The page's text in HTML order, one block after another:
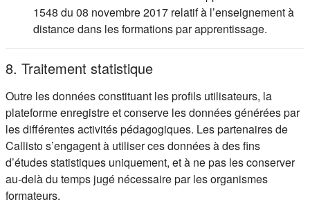
1548 du 08 novembre 2017 relatif à l’enseignement à
distance dans les formations par apprentissage.
8. Traitement statistique
Outre les données constituant les profils utilisateurs, la
plateforme enregistre et conserve les données générées par
les différentes activités pédagogiques. Les partenaires de
Callisto s’engagent à utiliser ces données à des fins
d’études statistiques uniquement, et à ne pas les conserver
au-delà du temps jugé nécessaire par les organismes
formateurs.